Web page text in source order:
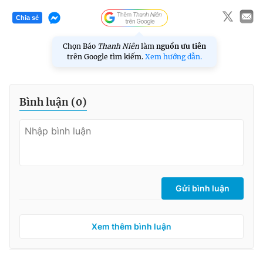
Chia sẻ
Chọn Báo Thanh Niên làm nguồn ưu tiên
trên Google tìm kiếm. Xem hướng dẫn.
Bình luận (0)
Gửi bình luận
Xem thêm bình luận